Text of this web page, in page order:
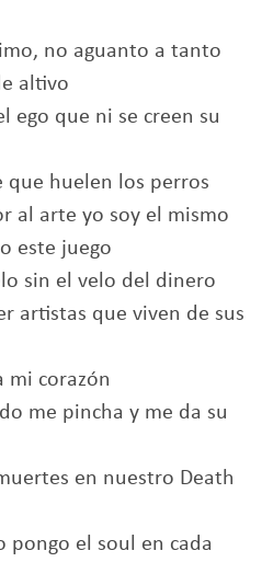
no aguanto a tanto
altivo
ego que ni se creen su
que huelen los perros
al arte yo soy el mismo
este juego
sin el velo del dinero
artistas que viven de sus
mi corazón
me pincha y me da su
en nuestro Death
pongo el soul en cada